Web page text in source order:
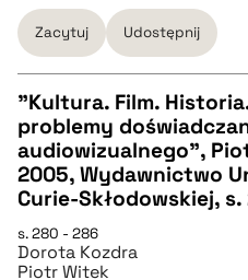
BIBTEX
pobierz cytat
Zacytuj Udostępnij
CZYSTY TEKST
pobierz cytat
BIBTEX
"Kultura. Film.
problemy
audiowizualnego",
2005, Wydawnictwo
Curie-Skłodowskiej,
s. 280 - 286
Dorota Kozdra
Piotr Witek